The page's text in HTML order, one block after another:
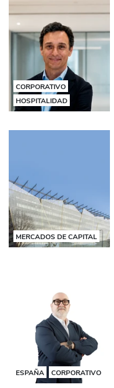
CORPORATIVO
HOSPITALIDAD
MERCADOS DE CAPITAL
ESPAÑA CORPORATIVO